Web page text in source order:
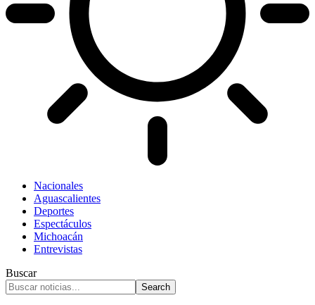
Nacionales
Aguascalientes
Deportes
Espectáculos
Michoacán
Entrevistas
Buscar